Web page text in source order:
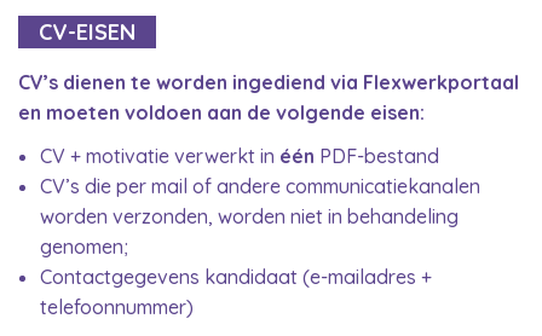
CV-EISEN
CV’s dienen te worden ingediend via Flexwerkportaal
en moeten voldoen aan de volgende eisen:
CV + motivatie verwerkt in één PDF-bestand
CV’s die per mail of andere communicatiekanalen
worden verzonden, worden niet in behandeling
genomen;
Contactgegevens kandidaat (e-mailadres +
telefoonnummer)